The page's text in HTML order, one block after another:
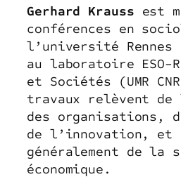
Gerhard Krauss est
conférences en
l’université Rennes
au laboratoire ESO-
et Sociétés (UMR
travaux relèvent
des organisations,
de l’innovation, et
généralement de la
économique.